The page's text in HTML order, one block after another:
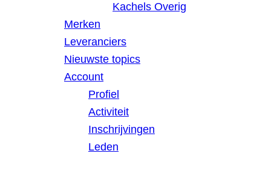
Kachels Overig
Merken
Leveranciers
Nieuwste topics
Account
Profiel
Activiteit
Inschrijvingen
Leden